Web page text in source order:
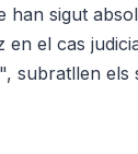
han sigut
en el cas
subratllen els